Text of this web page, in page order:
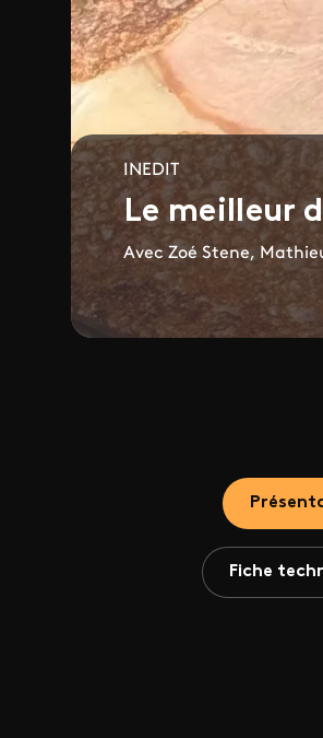
INEDIT
Le meilleur
Avec Zoé Stene,
Fiche